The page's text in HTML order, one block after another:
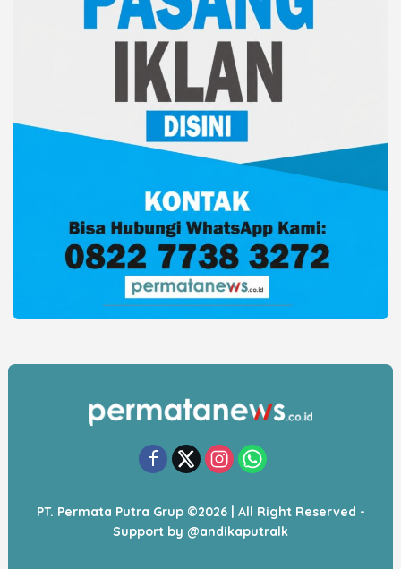
PT. Permata Putra Grup ©2026 | All Right Reserved -
Support by @andikaputralk